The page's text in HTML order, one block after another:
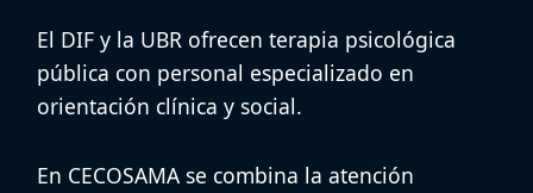
El DIF y la UBR ofrecen terapia psicológica
pública con personal especializado en
orientación clínica y social.
En CECOSAMA se combina la atención